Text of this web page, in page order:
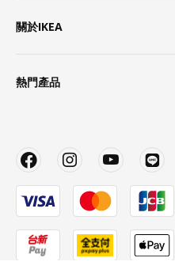
關於IKEA
熱門產品